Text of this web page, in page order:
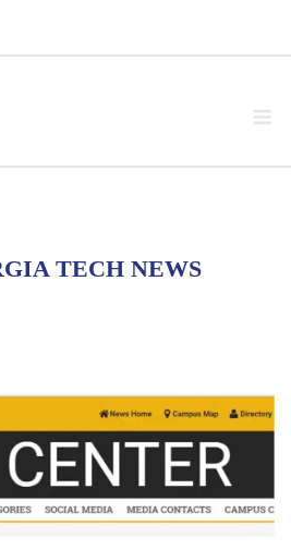
TECH NEWS